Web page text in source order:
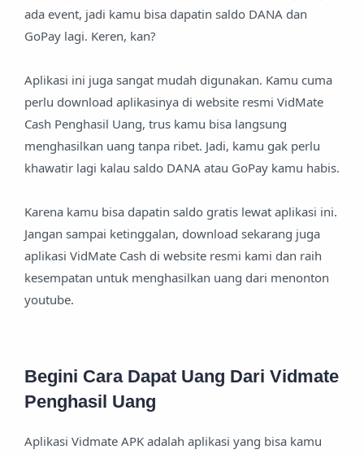
ada event, jadi kamu bisa dapatin saldo DANA dan
GoPay lagi. Keren, kan?
Aplikasi ini juga sangat mudah digunakan. Kamu cuma
perlu download aplikasinya di website resmi VidMate
Cash Penghasil Uang, trus kamu bisa langsung
menghasilkan uang tanpa ribet. Jadi, kamu gak perlu
khawatir lagi kalau saldo DANA atau GoPay kamu habis.
Karena kamu bisa dapatin saldo gratis lewat aplikasi ini.
Jangan sampai ketinggalan, download sekarang juga
aplikasi VidMate Cash di website resmi kami dan raih
kesempatan untuk menghasilkan uang dari menonton
youtube.
Begini Cara Dapat Uang Dari Vidmate
Penghasil Uang
Aplikasi Vidmate APK adalah aplikasi yang bisa kamu